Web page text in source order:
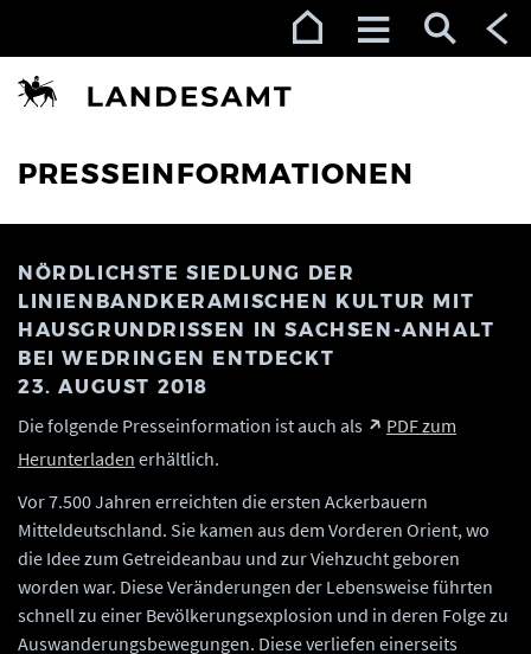
PRESSEINFORMATIONEN
NÖRDLICHSTE SIEDLUNG DER
LINIENBANDKERAMISCHEN KULTUR MIT
HAUSGRUNDRISSEN IN SACHSEN-ANHALT
BEI WEDRINGEN ENTDECKT
23. AUGUST 2018
Die folgende Presseinformation ist auch als
PDF zum
Herunterladen erhältlich.
Vor 7.500 Jahren erreichten die ersten Ackerbauern
Mitteldeutschland. Sie kamen aus dem Vorderen Orient, wo
die Idee zum Getreideanbau und zur Viehzucht geboren
worden war. Diese Veränderungen der Lebensweise führten
schnell zu einer Bevölkerungsexplosion und in deren Folge zu
Auswanderungsbewegungen. Diese verliefen einerseits